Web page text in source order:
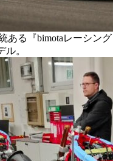
ある『bimotaレーシング
。